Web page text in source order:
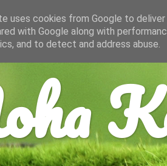
uses cookies from Google to
with Google along with
and to detect and address abuse.